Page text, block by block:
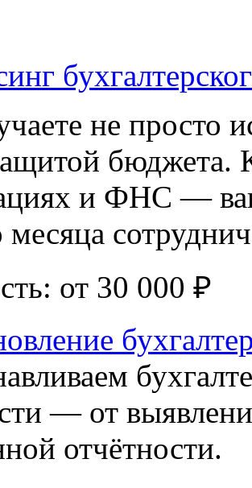
не просто
и ФНС —
месяца
от 30 000 ₽
— от
отчётности.